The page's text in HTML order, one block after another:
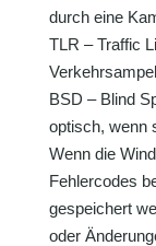
durch eine
TLR – Traffic
BSD – Blind
optisch, wenn
Wenn die
Fehlercodes
gespeichert
oder